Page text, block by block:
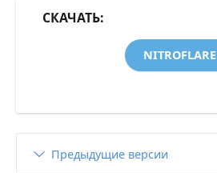
СКАЧАТЬ:
NITROFLARE
Предыдущие версии